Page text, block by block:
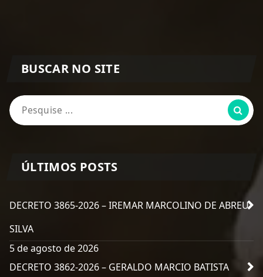
BUSCAR NO SITE
Pesquisa
por:
ÚLTIMOS POSTS
DECRETO 3865-2026 – IREMAR MARCOLINO DE ABREU
SILVA
5 de agosto de 2026
DECRETO 3862-2026 – GERALDO MARCIO BATISTA